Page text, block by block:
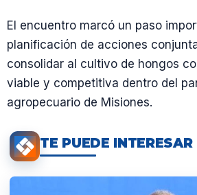
El encuentro marcó un paso
planificación de acciones
consolidar al cultivo de hongos
viable y competitiva dentro del
agropecuario de Misiones.
TE PUEDE INTERESAR